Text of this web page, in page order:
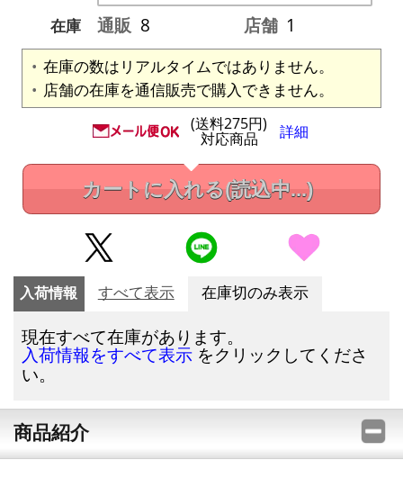
在庫
通販 8 店舗 1
在庫の数はリアルタイムではありません。
店舗の在庫を通信販売で購入できません。
(送料275円)
対応商品 詳細
カートに入れる(読込中...)
入荷情報 すべて表示 在庫切のみ表示
現在すべて在庫があります。
入荷情報をすべて表示 をクリックしてくださ
い。
商品紹介